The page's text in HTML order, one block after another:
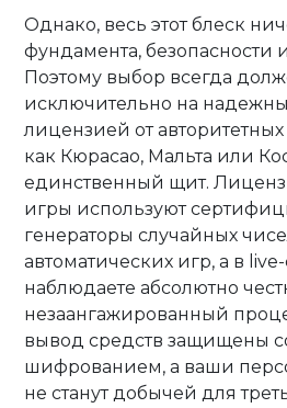
Однако, весь этот блеск
фундамента, безопасности
Поэтому выбор всегда
исключительно на
лицензией от авторитетных
как Кюрасао, Мальта или
единственный щит.
игры используют
генераторы случайных
автоматических игр, а в
наблюдаете абсолютно
незаангажированный
вывод средств защищены
шифрованием, а ваши
не станут добычей для